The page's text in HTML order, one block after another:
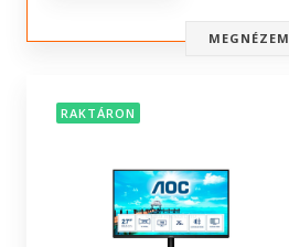
MEGNÉZEM
RAKTÁRON